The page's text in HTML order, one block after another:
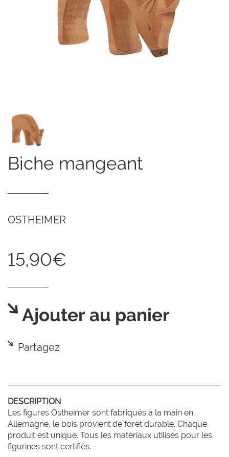
biche mangeant
OSTHEIMER
15,90€
Ajouter au panier
Partagez
DESCRIPTION
Les figures Ostheimer sont fabriqués à la main en
Allemagne, le bois provient de forêt durable. Chaque
produit est unique. Tous les matériaux utilisés pour les
figurines sont certifiés.